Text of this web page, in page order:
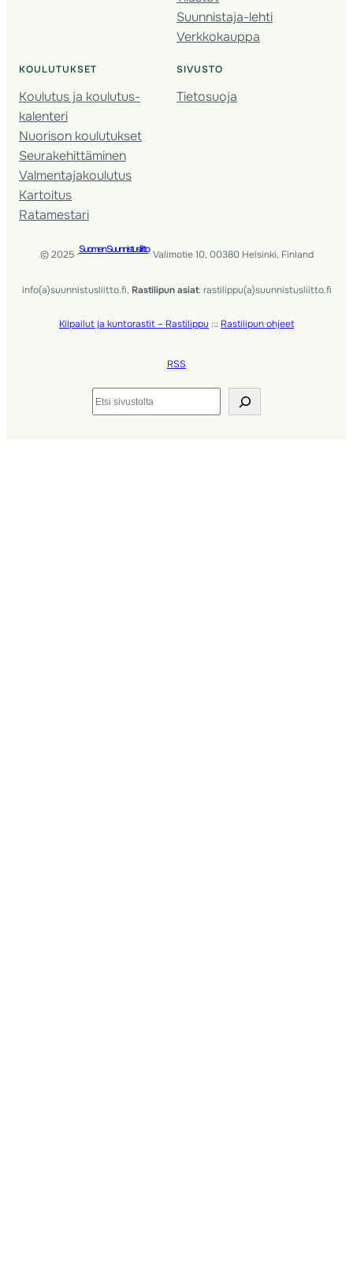
Suunnistaja-lehti
Verkkokauppa
KOULUTUKSET
Koulutus ja koulutus­
kalenteri
Nuorison koulutukset
Seura­kehittäminen
Valmentaja­koulutus
Kartoitus
Ratamestari
SIVUSTO
Tietosuoja
© 2025 ·Suomen Suunnistusliitto· Valimotie 10, 00380 Helsinki, Finland
info(a)suunnistusliitto.fi, Rastilipun asiat: rastilippu(a)suunnistusliitto.fi
Kilpailut ja kuntorastit – Rastilippu ::: Rastilipun ohjeet
RSS
Etsi